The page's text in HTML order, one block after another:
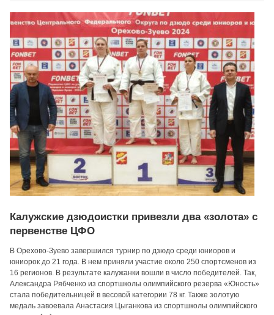
Калужские дзюдоистки привезли два «золота» с
первенстве ЦФО
В Орехово-Зуево завершился турнир по дзюдо среди юниоров и
юниорок до 21 года. В нем приняли участие около 250 спортсменов из
16 регионов. В результате калужанки вошли в число победителей. Так,
Александра Рябченко из спортшколы олимпийского резерва «Юность»
стала победительницей в весовой категории 78 кг. Также золотую
медаль завоевала Анастасия Цыганкова из спортшколы олимпийского